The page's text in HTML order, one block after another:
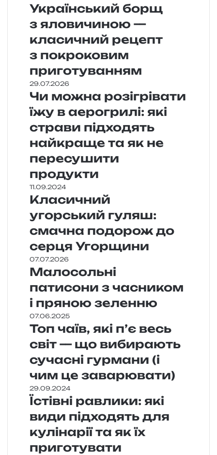
Український борщ
з яловичиною —
класичний рецепт
з покроковим
приготуванням
29.07.2026
Чи можна розігрівати
їжу в аерогрилі: які
страви підходять
найкраще та як не
пересушити
продукти
11.09.2024
Класичний
угорський гуляш:
смачна подорож до
серця Угорщини
07.07.2026
Малосольні
патисони з часником
і пряною зеленню
07.06.2025
Топ чаїв, які п’є весь
світ — що вибирають
сучасні гурмани (і
чим це заварювати)
29.09.2024
Їстівні равлики: які
види підходять для
кулінарії та як їх
приготувати